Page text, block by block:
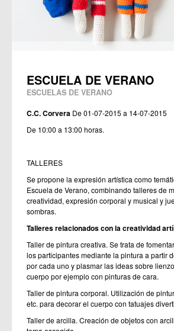
ESCUELA DE VERANO
ESCUELAS DE VERANO
C.C. Corvera De 01-07-2015 a 14-07-2015
De 10:00 a 13:00 horas.
TALLERES
Se propone la expresión artística como
Escuela de Verano, combinando talleres de
creatividad, expresión corporal y musical y
sombras.
Talleres relacionados con la creatividad
Taller de pintura creativa. Se trata de
los participantes mediante la pintura a partir
por cada uno y plasmar las ideas sobre
cuerpo por ejemplo con pinturas de cara.
Taller de pintura corporal. Utilización de
etc. para decorar el cuerpo con tatuajes
Taller de arcilla. Creación de objetos con